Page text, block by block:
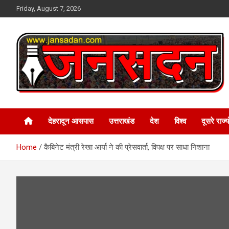
to
Friday, August 7, 2026
Jan Sadan
देहरादून आसपास उत्तराखंड देश विश्व दूसरे
Home कैबिनेट मंत्री रेखा आर्या ने की प्रेसवार्ता, विपक्ष पर साधा निशाना